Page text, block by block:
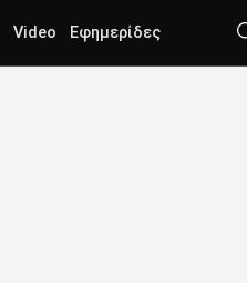
Video Εφημερίδες